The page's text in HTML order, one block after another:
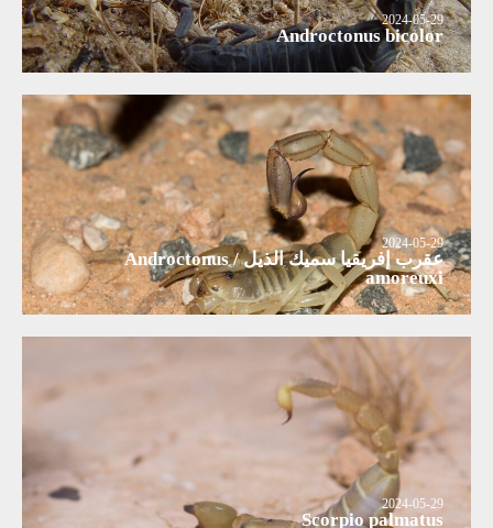
2024-05-29
Androctonus bicolor
2024-05-29
عقرب إفريقيا سميك الذيل / Androctonus
amoreuxi
2024-05-29
Scorpio palmatus